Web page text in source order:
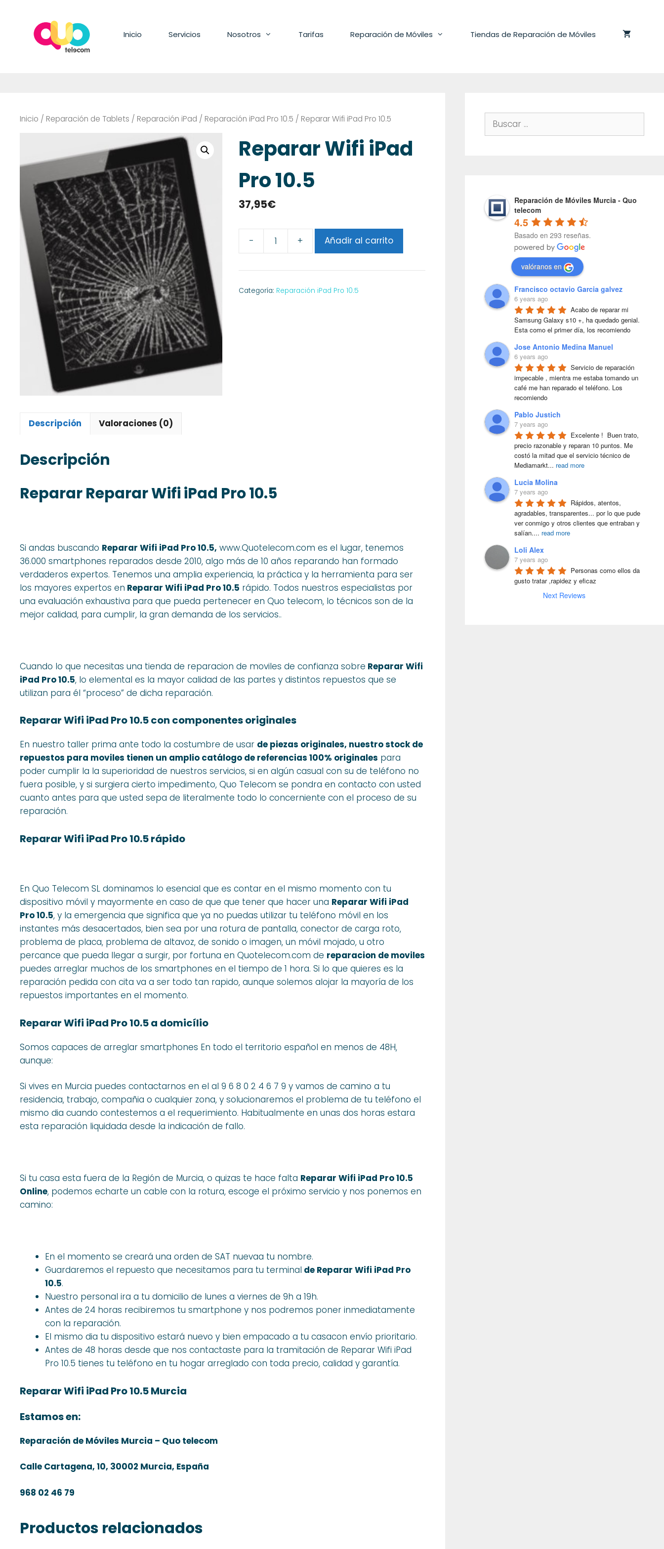
contenido
Inicio Servicios Nosotros Tarifas Reparación de Móviles Tiendas de Reparación de Móviles
Inicio / Reparación de Tablets / Reparación iPad / Reparación iPad Pro 10.5 / Reparar Wifi iPad Pro 10.5
Reparar Wifi iPad
Pro 10.5
37,95€
-
iPad
Pro
+ Añadir al carrito
Categoría: Reparación iPad Pro 10.5
Descripción Valoraciones (0)
Descripción
Reparar Reparar Wifi iPad Pro 10.5
Si andas buscando Reparar Wifi iPad Pro 10.5, www.Quotelecom.com es el lugar, tenemos
36.000 smartphones reparados desde 2010, algo más de 10 años reparando han formado
verdaderos expertos. Tenemos una amplia experiencia, la práctica y la herramienta para ser
los mayores expertos en Reparar Wifi iPad Pro 10.5 rápido. Todos nuestros especialistas por
una evaluación exhaustiva para que pueda pertenecer en Quo telecom, lo técnicos son de la
mejor calidad, para cumplir, la gran demanda de los servicios..
Cuando lo que necesitas una tienda de reparacion de moviles de confianza sobre Reparar Wifi
iPad Pro 10.5, lo elemental es la mayor calidad de las partes y distintos repuestos que se
utilizan para él “proceso” de dicha reparación.
Reparar Wifi iPad Pro 10.5 con componentes originales
En nuestro taller prima ante todo la costumbre de usar de piezas originales, nuestro stock de
repuestos para moviles tienen un amplio catálogo de referencias 100% originales para
poder cumplir la la superioridad de nuestros servicios, si en algún casual con su de teléfono no
fuera posible, y si surgiera cierto impedimento, Quo Telecom se pondra en contacto con usted
cuanto antes para que usted sepa de literalmente todo lo concerniente con el proceso de su
reparación.
Reparar Wifi iPad Pro 10.5 rápido
En Quo Telecom SL dominamos lo esencial que es contar en el mismo momento con tu
dispositivo móvil y mayormente en caso de que que tener que hacer una Reparar Wifi iPad
Pro 10.5, y la emergencia que significa que ya no puedas utilizar tu teléfono móvil en los
instantes más desacertados, bien sea por una rotura de pantalla, conector de carga roto,
problema de placa, problema de altavoz, de sonido o imagen, un móvil mojado, u otro
percance que pueda llegar a surgir, por fortuna en Quotelecom.com de reparacion de moviles
puedes arreglar muchos de los smartphones en el tiempo de 1 hora. Si lo que quieres es la
reparación pedida con cita va a ser todo tan rapido, aunque solemos alojar la mayoría de los
repuestos importantes en el momento.
Reparar Wifi iPad Pro 10.5 a domicílio
Somos capaces de arreglar smartphones En todo el territorio español en menos de 48H,
aunque:
Si vives en Murcia puedes contactarnos en el al 9 6 8 0 2 4 6 7 9 y vamos de camino a tu
residencia, trabajo, compañia o cualquier zona, y solucionaremos el problema de tu teléfono el
mismo dia cuando contestemos a el requerimiento. Habitualmente en unas dos horas estara
esta reparación liquidada desde la indicación de fallo.
Si tu casa esta fuera de la Región de Murcia, o quizas te hace falta Reparar Wifi iPad Pro 10.5
Online, podemos echarte un cable con la rotura, escoge el próximo servicio y nos ponemos en
camino:
En el momento se creará una orden de SAT nuevaa tu nombre.
Guardaremos el repuesto que necesitamos para tu terminal de Reparar Wifi iPad Pro
10.5.
Nuestro personal ira a tu domicilio de lunes a viernes de 9h a 19h.
Antes de 24 horas recibiremos tu smartphone y nos podremos poner inmediatamente
con la reparación.
El mismo dia tu dispositivo estará nuevo y bien empacado a tu casacon envío prioritario.
Antes de 48 horas desde que nos contactaste para la tramitación de Reparar Wifi iPad
Pro 10.5 tienes tu teléfono en tu hogar arreglado con toda precio, calidad y garantía.
Reparar Wifi iPad Pro 10.5 Murcia
Estamos en:
Reparación de Móviles Murcia – Quo telecom
Calle Cartagena, 10, 30002 Murcia, España
968 02 46 79
Productos relacionados
Buscar:
Reparación de Móviles Murcia - Quo
telecom
4.5
Basado en 293 reseñas.
valóranos en
Francisco octavio Garcia galvez
6 years ago
Acabo de reparar mi
Samsung Galaxy s10 +, ha quedado genial.
Esta como el primer día, los recomiendo
Jose Antonio Medina Manuel
6 years ago
Servicio de reparación
impecable , mientra me estaba tomando un
café me han reparado el teléfono. Los
recomiendo
Pablo Justich
7 years ago
Excelente !  Buen trato,
precio razonable y reparan 10 puntos. Me
costó la mitad que el servicio técnico de
Mediamarkt... read more
Lucia Molina
7 years ago
Rápidos, atentos,
agradables, transparentes... por lo que pude
ver conmigo y otros clientes que entraban y
salían.... read more
Loli Alex
7 years ago
Personas como ellos da
gusto tratar ,rapidez y eficaz
Next Reviews